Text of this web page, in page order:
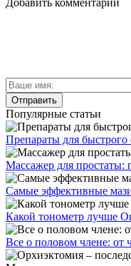
Популярные статьи
Препараты для быстрого
Массажер для простаты:
Самые эффективные
Какой тонометр лучше
Все о половом члене: от